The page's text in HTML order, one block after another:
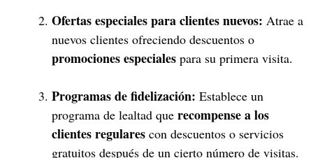
Ofertas especiales para clientes nuevos: Atrae a
nuevos clientes ofreciendo descuentos o
promociones especiales para su primera visita.
Programas de fidelización: Establece un
programa de lealtad que recompense a los
clientes regulares con descuentos o servicios
gratuitos después de un cierto número de visitas.